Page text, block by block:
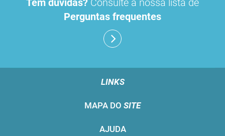
Tem dúvidas? Consulte a nossa lista de
Perguntas frequentes
LINKS
MAPA DO SITE
AJUDA